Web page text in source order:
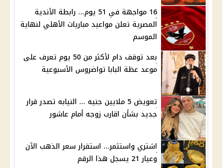
16 مواجهة في 51 يوم... رابطة الأندية
المصرية تعلن مواعيد مباريات الأهلي لنهاية
الموسم
بعد توقف دام لأكثر من 50 يوم تعرف على
موعد عظة البابا تواضروس الأسبوعية
تعويض 5 ملايين جنيه ... النيابه تصدر قرار
جديد بشأن اقارب زوجه أمام عاشور
اشتري واستثمر... استقرار سعر الذهب الآن
وعيار 21 يسجل هذا الرقم